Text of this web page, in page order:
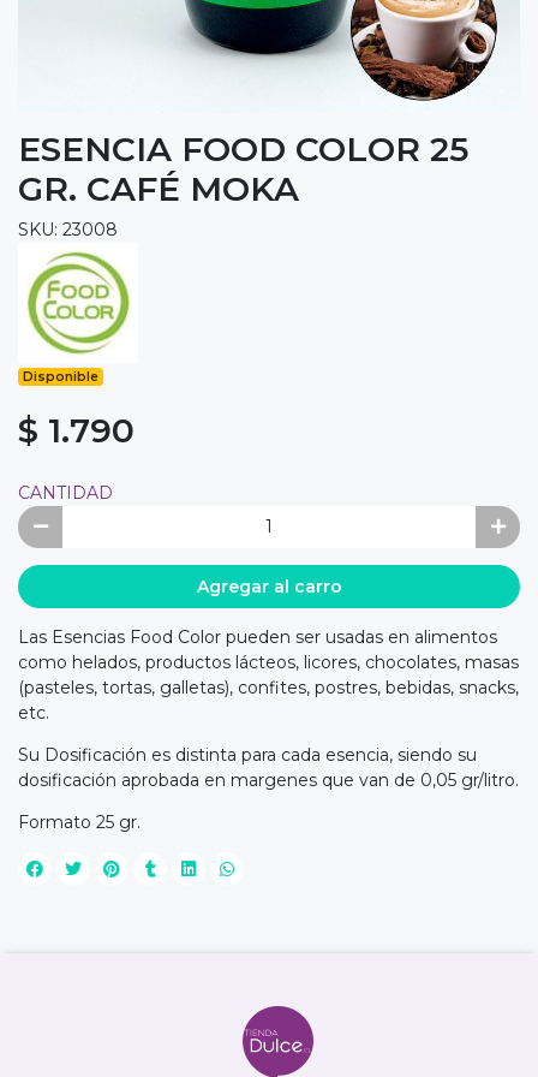
ESENCIA FOOD COLOR 25
GR. CAFÉ MOKA
SKU: 23008
Disponible
$ 1.790
CANTIDAD
Agregar al carro
Las Esencias Food Color pueden ser usadas en alimentos
como helados, productos lácteos, licores, chocolates, masas
(pasteles, tortas, galletas), confites, postres, bebidas, snacks,
etc.
Su Dosificación es distinta para cada esencia, siendo su
dosificación aprobada en margenes que van de 0,05 gr/litro.
Formato 25 gr.